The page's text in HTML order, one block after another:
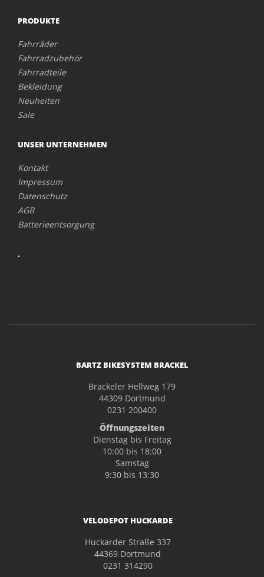
PRODUKTE
Fahrräder
Fahrradzubehör
Fahrradteile
Bekleidung
Neuheiten
Sale
UNSER UNTERNEHMEN
Kontakt
Impressum
Datenschutz
AGB
Batterieentsorgung
.
BARTZ BIKESYSTEM BRACKEL
Brackeler Hellweg 179
44309 Dortmund
0231 200400
Öffnungszeiten
Dienstag bis Freitag
10:00 bis 18:00
Samstag
9:30 bis 13:30
VELODEPOT HUCKARDE
Huckarder Straße 337
44369 Dortmund
0231 314290